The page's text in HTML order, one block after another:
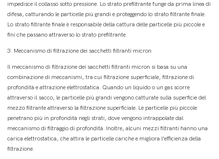
impedisce il collasso sotto pressione. Lo strato prefiltrante funge da prima linea di
difesa, catturando le particelle più grandi e proteggendo lo strato filtrante finale.
Lo strato filtrante finale è responsabile della cattura delle particelle più piccole e
fini che passano attraverso lo strato prefiltrante.
3. Meccanismo di filtrazione dei sacchetti filtranti micron
Il meccanismo di filtrazione dei sacchetti filtranti micron si basa su una
combinazione di meccanismi, tra cui filtrazione superficiale, filtrazione di
profondità e attrazione elettrostatica. Quando un liquido o un gas scorre
attraverso il sacco, le particelle più grandi vengono catturate sulla superficie del
mezzo filtrante attraverso la filtrazione superficiale. Le particelle più piccole
penetrano più in profondità negli strati, dove vengono intrappolate dal
meccanismo di filtraggio di profondità. Inoltre, alcuni mezzi filtranti hanno una
carica elettrostatica, che attira le particelle cariche e migliora l'efficienza della
filtrazione.